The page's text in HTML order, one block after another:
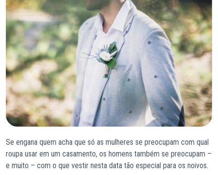
Se engana quem acha que só as mulheres se preocupam com qual
roupa usar em um casamento, os homens também se preocupam –
e muito – com o que vestir nesta data tão especial para os noivos.